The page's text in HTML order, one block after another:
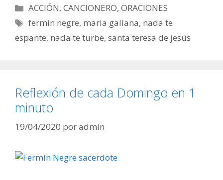
Categorías
ACCIÓN,CANCIONERO,ORACIONES
Etiquetas
fermín negre, maria galiana, nada te
espante, nada te turbe, santa teresa de jesús
Reflexión de cada Domingo en 1
minuto
19/04/2020 poradmin